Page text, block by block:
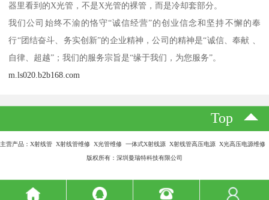
器里看到的X光管，不是X光管的裸管，而是冷却套部分。
我们公司始终不渝的恪守“诚信经营”的创业信念和坚持不懈的奉
行“团结奋斗、务实创新”的企业精神，公司的精神是“诚信、奉献 、
自律、超越”；我们的服务宗旨是“缘于我们，为您服务”。
m.ls020.b2b168.com
Top
主营产品：X射线管 X射线管维修 X光管维修 一体式X射线源 X射线管高压电源 X光高压电源维修
版权所有：深圳曼瑞特科技有限公司